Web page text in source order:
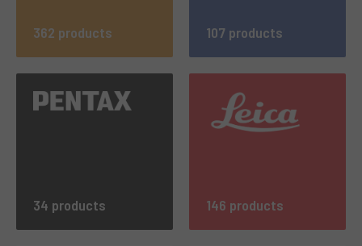
362 products 107 products
34 products 146 products